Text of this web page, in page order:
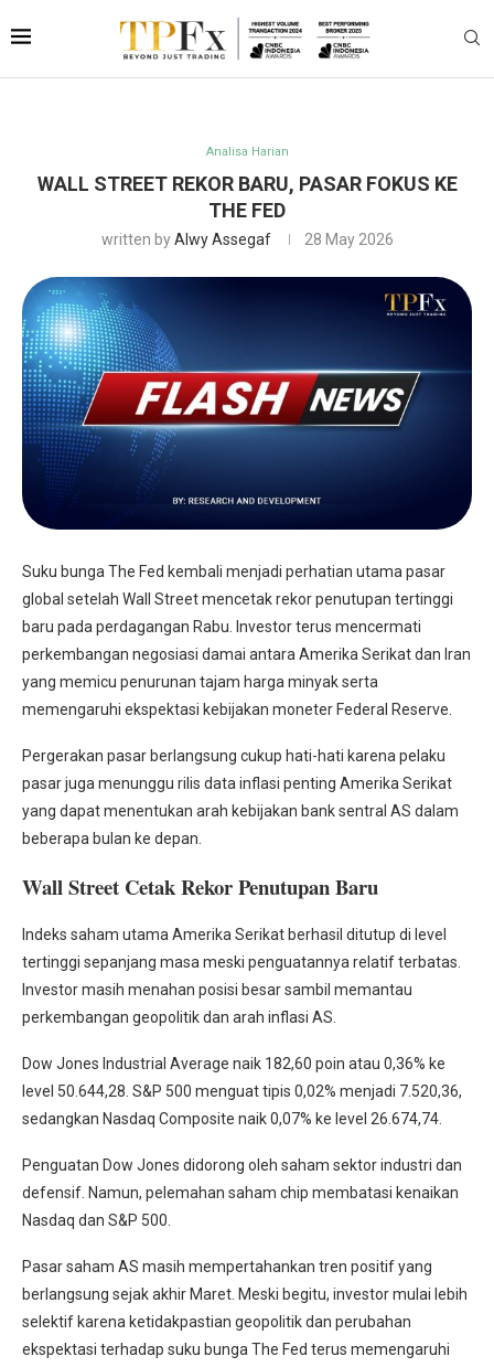
Analisa Harian
WALL STREET REKOR BARU, PASAR FOKUS KE
THE FED
written byAlwy Assegaf 28 May 2026
Suku bunga The Fed kembali menjadi perhatian utama pasar
global setelah Wall Street mencetak rekor penutupan tertinggi
baru pada perdagangan Rabu. Investor terus mencermati
perkembangan negosiasi damai antara Amerika Serikat dan Iran
yang memicu penurunan tajam harga minyak serta
memengaruhi ekspektasi kebijakan moneter Federal Reserve.
Pergerakan pasar berlangsung cukup hati-hati karena pelaku
pasar juga menunggu rilis data inflasi penting Amerika Serikat
yang dapat menentukan arah kebijakan bank sentral AS dalam
beberapa bulan ke depan.
Wall Street Cetak Rekor Penutupan Baru
Indeks saham utama Amerika Serikat berhasil ditutup di level
tertinggi sepanjang masa meski penguatannya relatif terbatas.
Investor masih menahan posisi besar sambil memantau
perkembangan geopolitik dan arah inflasi AS.
Dow Jones Industrial Average naik 182,60 poin atau 0,36% ke
level 50.644,28. S&P 500 menguat tipis 0,02% menjadi 7.520,36,
sedangkan Nasdaq Composite naik 0,07% ke level 26.674,74.
Penguatan Dow Jones didorong oleh saham sektor industri dan
defensif. Namun, pelemahan saham chip membatasi kenaikan
Nasdaq dan S&P 500.
Pasar saham AS masih mempertahankan tren positif yang
berlangsung sejak akhir Maret. Meski begitu, investor mulai lebih
selektif karena ketidakpastian geopolitik dan perubahan
ekspektasi terhadap suku bunga The Fed terus memengaruhi